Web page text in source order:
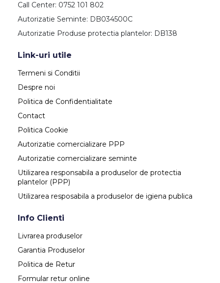
Call Center: 0752 101 802
Autorizatie Seminte: DB034500C
Autorizatie Produse protectia plantelor: DB138
Link-uri utile
Termeni si Conditii
Despre noi
Politica de Confidentialitate
Contact
Politica Cookie
Autorizatie comercializare PPP
Autorizatie comercializare seminte
Utilizarea responsabila a produselor de protectia
plantelor (PPP)
Utilizarea resposabila a produselor de igiena publica
Info Clienti
Livrarea produselor
Garantia Produselor
Politica de Retur
Formular retur online